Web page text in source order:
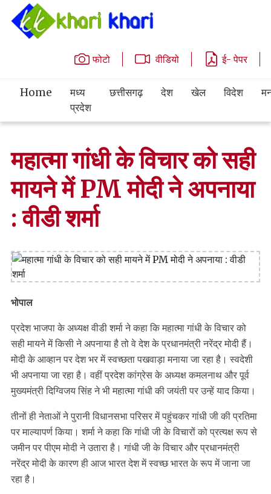
फोटो वीडियो ई- पेपर
Home
मध्य
प्रदेश
छत्तीसगढ़ देश खेल विदेश
महात्मा गांधी के विचार को सही
मायने में PM मोदी ने अपनाया
: वीडी शर्मा
भोपाल
प्रदेश भाजपा के अध्यक्ष वीडी शर्मा ने कहा कि महात्मा गांधी के विचार को
सही मायने में किसी ने अपनाया है तो वे देश के प्रधानमंत्री नरेंद्र मोदी हैं।
मोदी के आव्हान पर देश भर में स्वच्छता पखवाड़ा मनाया जा रहा है। स्वदेशी
भी अपनाया जा रहा है। वहीं प्रदेश कांग्रेस के अध्यक्ष कमलनाथ और पूर्व
मुख्यमंत्री दिग्विजय सिंह ने भी महात्मा गांधी की जयंती पर उन्हें याद किया।
तीनों ही नेताओं ने पुरानी विधानसभा परिसर में पहुंचकर गांधी जी की प्रतिमा
पर माल्यापर्ण किया। शर्मा ने कहा कि गांधी जी के विचारों को प्रत्यक्ष रूप से
जमीन पर पीएम मोदी ने उतारा है। गांधी जी के विचार और प्रधानमंत्री
नरेंद्र मोदी के कारण ही आज भारत देश में स्वच्छ भारत के रूप में जाना जा
रहा है।